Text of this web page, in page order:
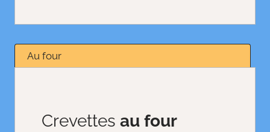
Au four
Crevettes au four